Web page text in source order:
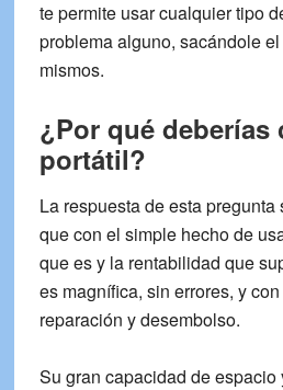
te permite usar cualquier tipo
problema alguno, sacándole
mismos.
¿Por qué deberías
portátil?
La respuesta de esta
que con el simple hecho de
que es y la rentabilidad que
es magnífica, sin errores, y
reparación y desembolso.
Su gran capacidad de